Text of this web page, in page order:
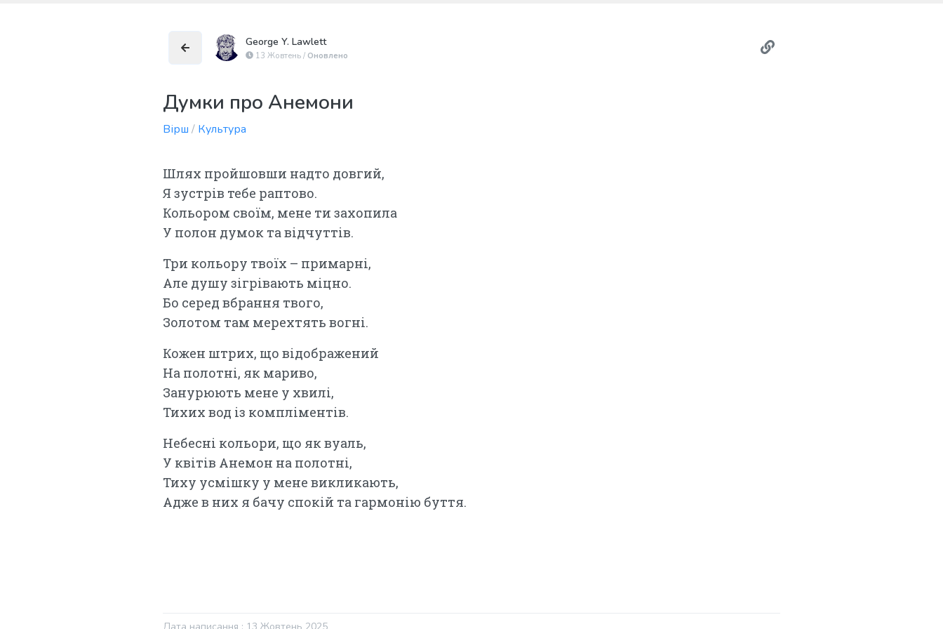
George Y. Lawlett
13 Жовтень / Оновлено
Думки про Анемони
Вірш / Культура
Шлях пройшовши надто довгий,
Я зустрів тебе раптово.
Кольором своїм, мене ти захопила
У полон думок та відчуттів.
Три кольору твоїх – примарні,
Але душу зігрівають міцно.
Бо серед вбрання твого,
Золотом там мерехтять вогні.
Кожен штрих, що відображений
На полотні, як мариво,
Занурюють мене у хвилі,
Тихих вод із компліментів.
Небесні кольори, що як вуаль,
У квітів Анемон на полотні,
Тиху усмішку у мене викликають,
Адже в них я бачу спокій та гармонію буття.